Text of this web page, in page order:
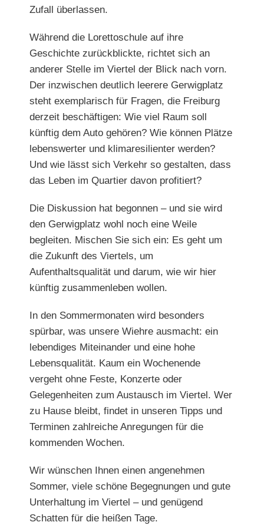
Zufall überlassen.
Während die Lorettoschule auf ihre
Geschichte zurückblickte, richtet sich an
anderer Stelle im Viertel der Blick nach vorn.
Der inzwischen deutlich leerere Gerwigplatz
steht exemplarisch für Fragen, die Freiburg
derzeit beschäftigen: Wie viel Raum soll
künftig dem Auto gehören? Wie können Plätze
lebenswerter und klimaresilienter werden?
Und wie lässt sich Verkehr so gestalten, dass
das Leben im Quartier davon profitiert?
Die Diskussion hat begonnen – und sie wird
den Gerwigplatz wohl noch eine Weile
begleiten. Mischen Sie sich ein: Es geht um
die Zukunft des Viertels, um
Aufenthaltsqualität und darum, wie wir hier
künftig zusammenleben wollen.
In den Sommermonaten wird besonders
spürbar, was unsere Wiehre ausmacht: ein
lebendiges Miteinander und eine hohe
Lebensqualität. Kaum ein Wochenende
vergeht ohne Feste, Konzerte oder
Gelegenheiten zum Austausch im Viertel. Wer
zu Hause bleibt, findet in unseren Tipps und
Terminen zahlreiche Anregungen für die
kommenden Wochen.
Wir wünschen Ihnen einen angenehmen
Sommer, viele schöne Begegnungen und gute
Unterhaltung im Viertel – und genügend
Schatten für die heißen Tage.